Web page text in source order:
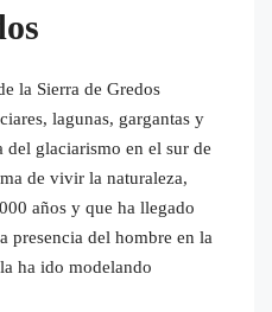
la Sierra de Gredos
lagunas, gargantas y
del glaciarismo en el sur de
de vivir la naturaleza,
años y que ha llegado
presencia del hombre en la
ha ido modelando